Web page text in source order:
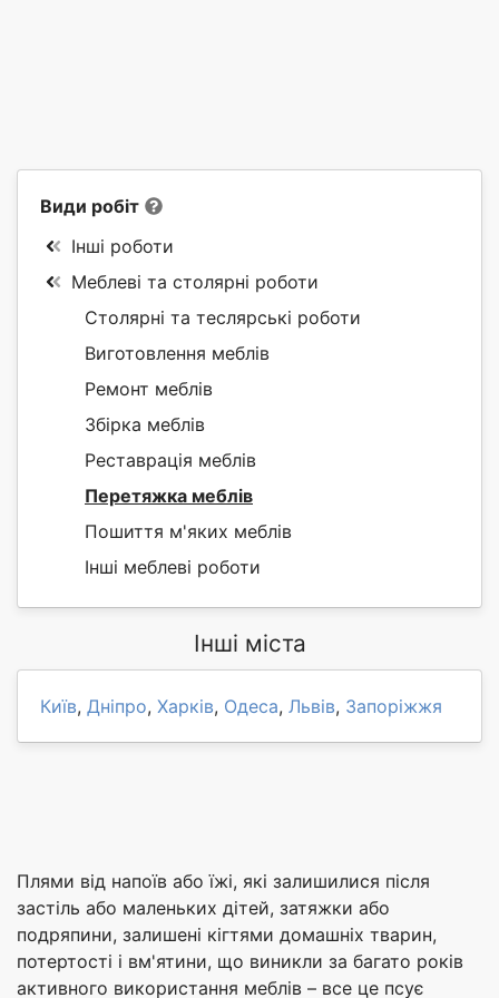
Види робіт
Інші роботи
Меблеві та столярні роботи
Столярні та теслярські роботи
Виготовлення меблів
Ремонт меблів
Збірка меблів
Реставрація меблів
Перетяжка меблів
Пошиття м'яких меблів
Інші меблеві роботи
Інші міста
Київ, Дніпро, Харків, Одеса, Львів, Запоріжжя
Плями від напоїв або їжі, які залишилися після
застіль або маленьких дітей, затяжки або
подряпини, залишені кігтями домашніх тварин,
потертості і вм'ятини, що виникли за багато років
активного використання меблів – все це псує